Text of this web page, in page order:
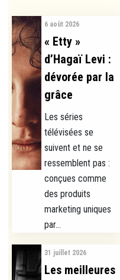
6 août 2026
« Etty »
d’Hagaï Levi :
dévorée par la
grâce
Les séries
télévisées se
suivent et ne se
ressemblent pas :
conçues comme
des produits
marketing uniques
par...
31 juillet 2026
Les meilleures